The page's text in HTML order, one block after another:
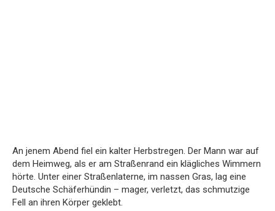
An jenem Abend fiel ein kalter Herbstregen. Der Mann war auf
dem Heimweg, als er am Straßenrand ein klägliches Wimmern
hörte. Unter einer Straßenlaterne, im nassen Gras, lag eine
Deutsche Schäferhündin – mager, verletzt, das schmutzige
Fell an ihren Körper geklebt.